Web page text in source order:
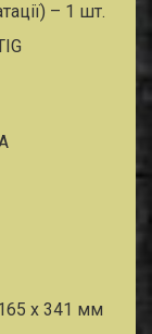
– 1 шт.
х 341 мм